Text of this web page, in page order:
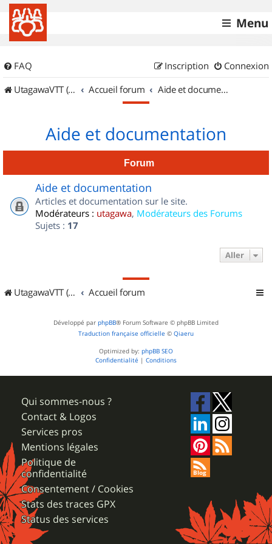
Menu
FAQ Connexion
Inscription
UtagawaVTT (Randos VTT et VTTAE avec traces GPS)
Accueil forum Aide et documentation
Aide et documentation
Forum
Aide et documentation
Articles et documentation sur le site.
Modérateurs : utagawa, Modérateurs des Forums
Sujets : 17
Aller
UtagawaVTT (Randos VTT et VTTAE avec traces GPS) Accueil forum
Développé par phpBB® Forum Software © phpBB Limited
Traduction française officielle © Qiaeru
Optimized by: phpBB SEO
Confidentialité | Conditions
Qui sommes-nous ?
Contact & Logos
Services pros
Mentions légales
Politique de
confidentialité
Consentement / Cookies
Stats des traces GPX
Status des services